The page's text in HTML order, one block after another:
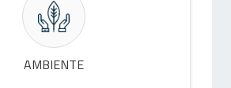
AMBIENTE